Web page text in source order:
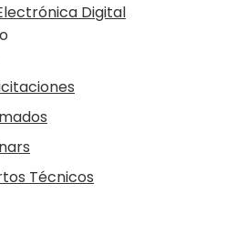
Digital
Técnicos